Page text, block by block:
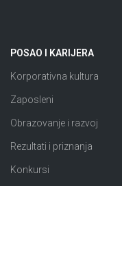
POSAO I KARIJERA
Korporativna kultura
Zaposleni
Obrazovanje i razvoj
Rezultati i priznanja
Konkursi